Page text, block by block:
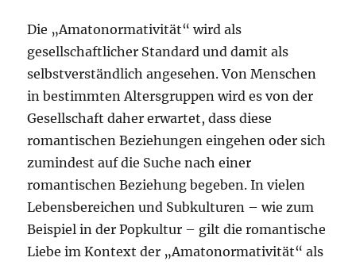
Die „Amatonormativität“ wird als
gesellschaftlicher Standard und damit als
selbstverständlich angesehen. Von Menschen
in bestimmten Altersgruppen wird es von der
Gesellschaft daher erwartet, dass diese
romantischen Beziehungen eingehen oder sich
zumindest auf die Suche nach einer
romantischen Beziehung begeben. In vielen
Lebensbereichen und Subkulturen – wie zum
Beispiel in der Popkultur – gilt die romantische
Liebe im Kontext der „Amatonormativität“ als